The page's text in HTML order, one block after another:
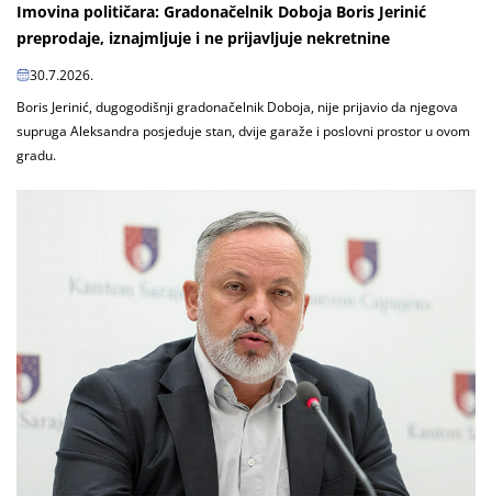
Imovina političara: Gradonačelnik Doboja Boris Jerinić
preprodaje, iznajmljuje i ne prijavljuje nekretnine
30.7.2026.
Boris Jerinić, dugogodišnji gradonačelnik Doboja, nije prijavio da njegova
supruga Aleksandra posjeduje stan, dvije garaže i poslovni prostor u ovom
gradu.